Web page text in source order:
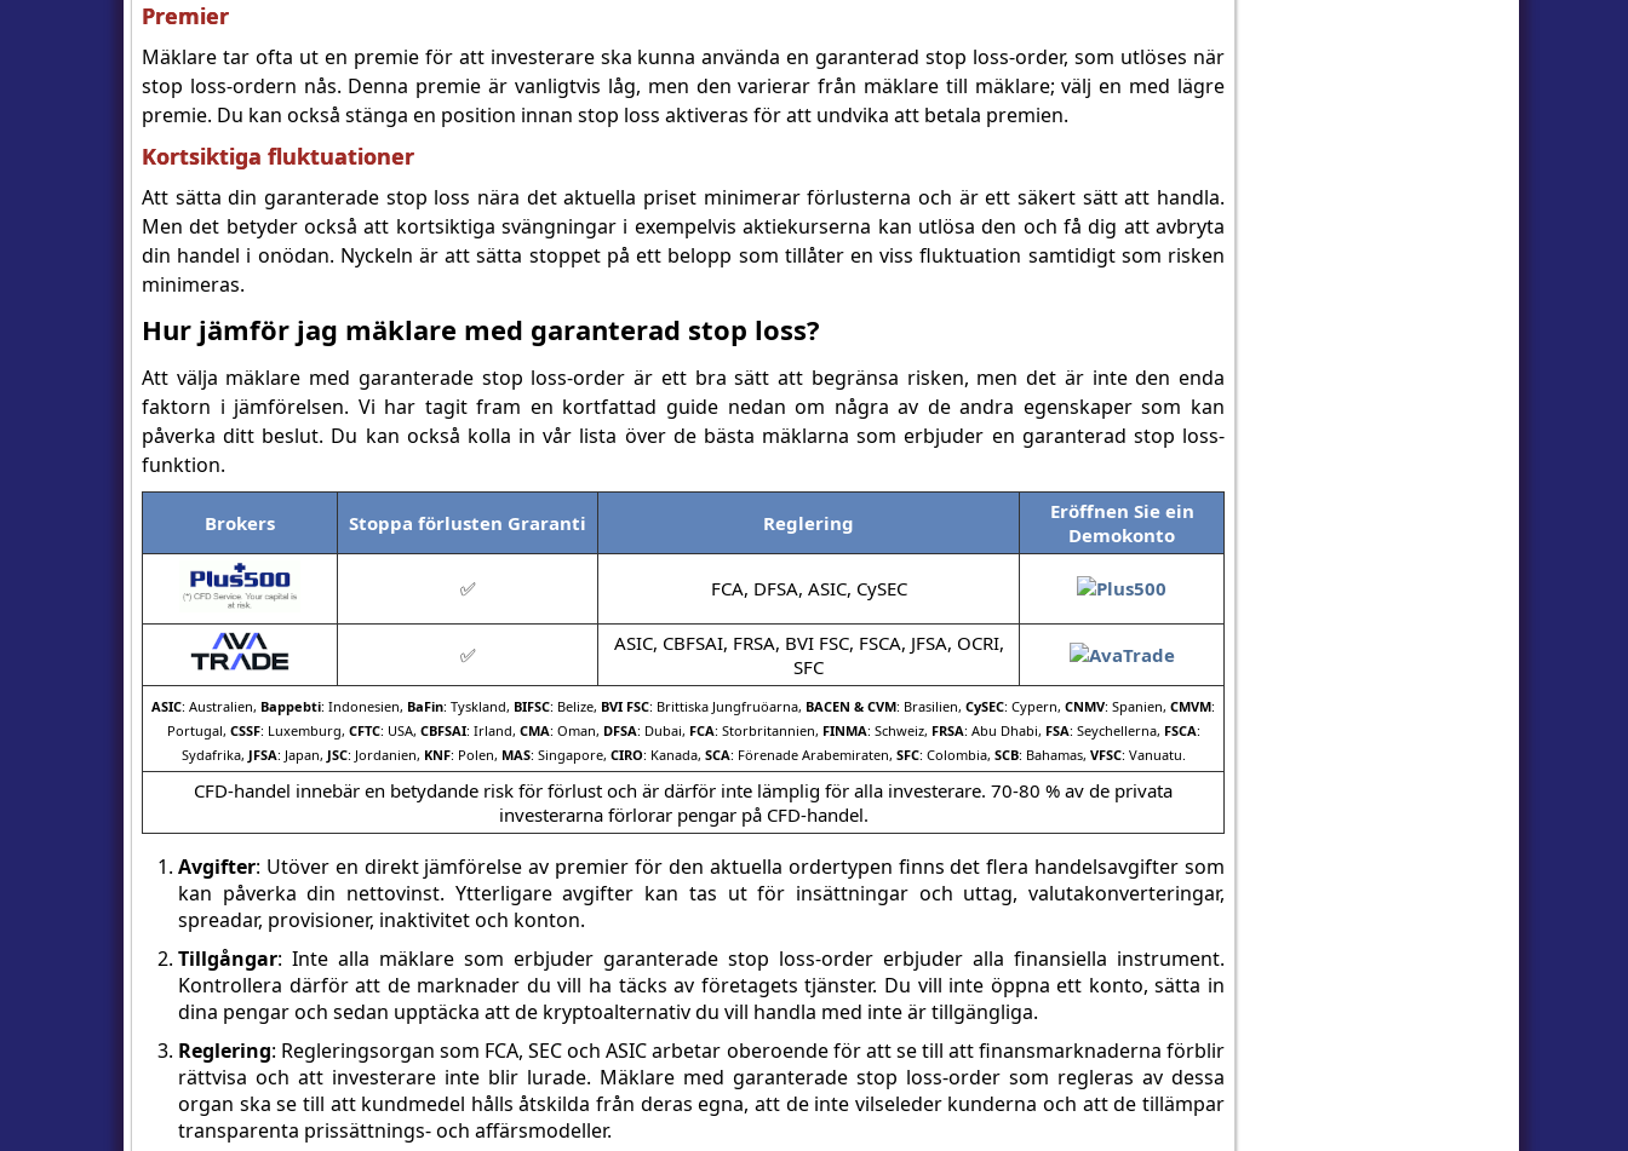
Premier
Mäklare tar ofta ut en premie för att investerare ska kunna använda en garanterad stop loss-order, som utlöses när
stop loss-ordern nås. Denna premie är vanligtvis låg, men den varierar från mäklare till mäklare; välj en med lägre
premie. Du kan också stänga en position innan stop loss aktiveras för att undvika att betala premien.
Kortsiktiga fluktuationer
Att sätta din garanterade stop loss nära det aktuella priset minimerar förlusterna och är ett säkert sätt att handla.
Men det betyder också att kortsiktiga svängningar i exempelvis aktiekurserna kan utlösa den och få dig att avbryta
din handel i onödan. Nyckeln är att sätta stoppet på ett belopp som tillåter en viss fluktuation samtidigt som risken
minimeras.
Hur jämför jag mäklare med garanterad stop loss?
Att välja mäklare med garanterade stop loss-order är ett bra sätt att begränsa risken, men det är inte den enda
faktorn i jämförelsen. Vi har tagit fram en kortfattad guide nedan om några av de andra egenskaper som kan
påverka ditt beslut. Du kan också kolla in vår lista över de bästa mäklarna som erbjuder en garanterad stop loss-
funktion.
Brokers Stoppa förlusten Graranti Reglering
Eröffnen Sie ein
Demokonto
✅ FCA, DFSA, ASIC, CySEC
✅
ASIC, CBFSAI, FRSA, BVI FSC, FSCA, JFSA, OCRI,
SFC
ASIC: Australien, Bappebti: Indonesien, BaFin: Tyskland, BIFSC: Belize, BVI FSC: Brittiska Jungfruöarna, BACEN & CVM: Brasilien, CySEC: Cypern, CNMV: Spanien, CMVM:
Portugal, CSSF: Luxemburg, CFTC: USA, CBFSAI: Irland, CMA: Oman, DFSA: Dubai, FCA: Storbritannien, FINMA: Schweiz, FRSA: Abu Dhabi, FSA: Seychellerna, FSCA:
Sydafrika, JFSA: Japan, JSC: Jordanien, KNF: Polen, MAS: Singapore, CIRO: Kanada, SCA: Förenade Arabemiraten, SFC: Colombia, SCB: Bahamas, VFSC: Vanuatu.
CFD-handel innebär en betydande risk för förlust och är därför inte lämplig för alla investerare. 70-80 % av de privata
investerarna förlorar pengar på CFD-handel.
Avgifter: Utöver en direkt jämförelse av premier för den aktuella ordertypen finns det flera handelsavgifter som
kan påverka din nettovinst. Ytterligare avgifter kan tas ut för insättningar och uttag, valutakonverteringar,
spreadar, provisioner, inaktivitet och konton.
Tillgångar: Inte alla mäklare som erbjuder garanterade stop loss-order erbjuder alla finansiella instrument.
Kontrollera därför att de marknader du vill ha täcks av företagets tjänster. Du vill inte öppna ett konto, sätta in
dina pengar och sedan upptäcka att de kryptoalternativ du vill handla med inte är tillgängliga.
Reglering: Regleringsorgan som FCA, SEC och ASIC arbetar oberoende för att se till att finansmarknaderna förblir
rättvisa och att investerare inte blir lurade. Mäklare med garanterade stop loss-order som regleras av dessa
organ ska se till att kundmedel hålls åtskilda från deras egna, att de inte vilseleder kunderna och att de tillämpar
transparenta prissättnings- och affärsmodeller.